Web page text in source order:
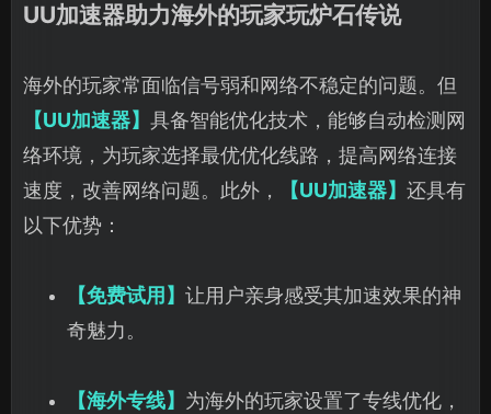
UU加速器助力海外的玩家玩炉石传说
海外的玩家常面临信号弱和网络不稳定的问题。但
【UU加速器】 具备智能优化技术，能够自动检测网
络环境，为玩家选择最优优化线路，提高网络连接
速度，改善网络问题。此外，
【UU加速器】 还具有
以下优势：
【免费试用】 让用户亲身感受其加速效果的神
奇魅力。
【海外专线】 为海外的玩家设置了专线优化，